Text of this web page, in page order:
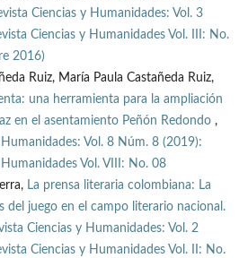
Ciencias y Humanidades: Vol. 3
Ciencias y Humanidades Vol. III: No.
2016)
Ruiz, María Paula Castañeda Ruiz,
una herramienta para la ampliación
en el asentamiento Peñón Redondo ,
Humanidades: Vol. 8 Núm. 8 (2019):
Vol. VIII: No. 08
La prensa literaria colombiana: La
del juego en el campo literario nacional.
Ciencias y Humanidades: Vol. 2
Ciencias y Humanidades Vol. II: No.